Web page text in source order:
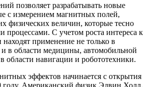
позволяет разрабатывать новые
с измерением магнитных полей,
физических величин, которые тесно
процессами. С учетом роста интереса к
применение не только в
в области медицины, автомобильной
области навигации и робототехники.
эффектов начинается с открытия
году. Американский физик Эдвин Холл,